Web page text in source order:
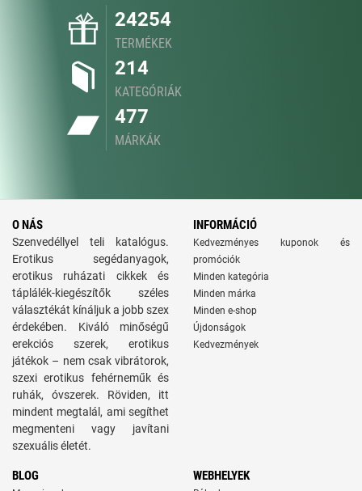
24254
TERMÉKEK
214
KATEGÓRIÁK
477
MÁRKÁK
O NÁS
Szenvedéllyel teli katalógus.
Erotikus segédanyagok,
erotikus ruházati cikkek és
táplálék-kiegészítők széles
választékát kínáljuk a jobb szex
érdekében. Kiváló minőségű
erekciós szerek, erotikus
játékok – nem csak vibrátorok,
szexi erotikus fehérneműk és
ruhák, óvszerek. Röviden, itt
mindent megtalál, ami segíthet
megmenteni vagy javítani
szexuális életét.
INFORMÁCIÓ
Kedvezményes kuponok és
promóciók
Minden kategória
Minden márka
Minden e-shop
Újdonságok
Kedvezmények
BLOG WEBHELYEK